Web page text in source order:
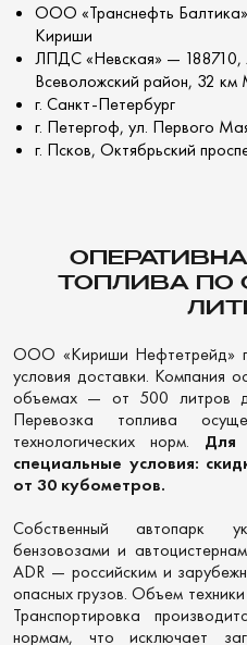
ООО «Транснефть
Кириши
ЛПДС «Невская» —
Всеволожский район, 32 км
г. Санкт-Петербург
г. Петергоф, ул. Первого
г. Псков, Октябрьский
ТОПЛИВА ПО
ООО «Кириши Нефтетрейд»
условия доставки. Компания
объемах — от 500 литров
Перевозка топлива
технологических норм. Для
специальные условия:
от 30 кубометров.
Собственный автопарк
бензовозами и
ADR — российским и
опасных грузов. Объем
Транспортировка
нормам, что исключает